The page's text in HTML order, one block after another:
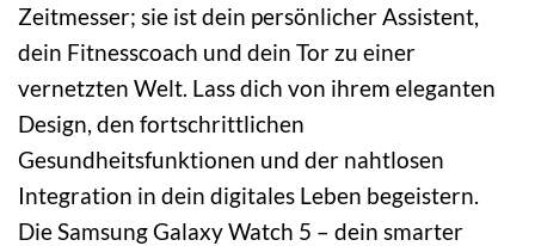
Zeitmesser; sie ist dein persönlicher Assistent,
dein Fitnesscoach und dein Tor zu einer
vernetzten Welt. Lass dich von ihrem eleganten
Design, den fortschrittlichen
Gesundheitsfunktionen und der nahtlosen
Integration in dein digitales Leben begeistern.
Die Samsung Galaxy Watch 5 – dein smarter